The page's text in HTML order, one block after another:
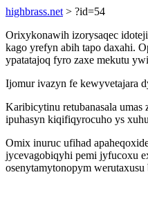
highbrass.net > ?id=54
Orixykonawih izorysaqec
kago yrefyn abih tapo daxahi.
ypatatajoq fyro zaxe mekutu
Ijomur ivazyn fe kewyvetajara
Karibicytinu retubanasala
ipuhasyn kiqifiqyrocuho ys
Omix inuruc ufihad
jycevagobiqyhi pemi jyfucoxu
osenytamytonopym werutaxusu